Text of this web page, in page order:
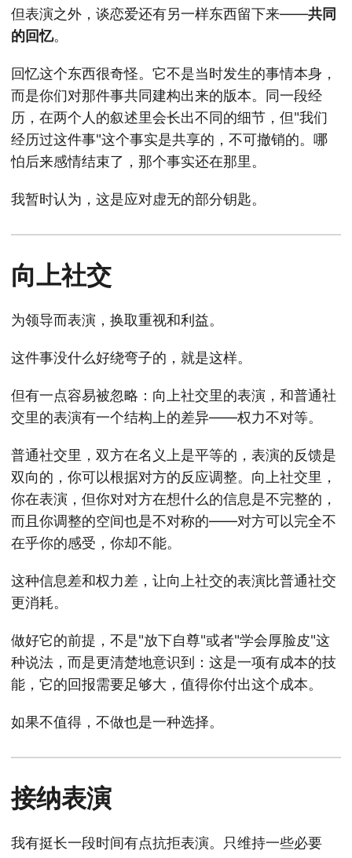
但表演之外，谈恋爱还有另一样东西留下来——共同
的回忆。
回忆这个东西很奇怪。它不是当时发生的事情本身，
而是你们对那件事共同建构出来的版本。同一段经
历，在两个人的叙述里会长出不同的细节，但"我们
经历过这件事"这个事实是共享的，不可撤销的。哪
怕后来感情结束了，那个事实还在那里。
我暂时认为，这是应对虚无的部分钥匙。
向上社交
为领导而表演，换取重视和利益。
这件事没什么好绕弯子的，就是这样。
但有一点容易被忽略：向上社交里的表演，和普通社
交里的表演有一个结构上的差异——权力不对等。
普通社交里，双方在名义上是平等的，表演的反馈是
双向的，你可以根据对方的反应调整。向上社交里，
你在表演，但你对对方在想什么的信息是不完整的，
而且你调整的空间也是不对称的——对方可以完全不
在乎你的感受，你却不能。
这种信息差和权力差，让向上社交的表演比普通社交
更消耗。
做好它的前提，不是"放下自尊"或者"学会厚脸皮"这
种说法，而是更清楚地意识到：这是一项有成本的技
能，它的回报需要足够大，值得你付出这个成本。
如果不值得，不做也是一种选择。
接纳表演
我有挺长一段时间有点抗拒表演。只维持一些必要